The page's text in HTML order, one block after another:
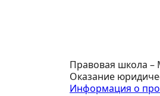
Правовая школа –
Оказание
Информация о